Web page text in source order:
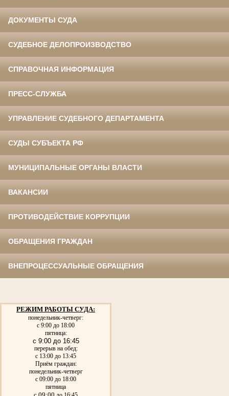
ДОКУМЕНТЫ СУДА
СУДЕБНОЕ ДЕЛОПРОИЗВОДСТВО
СПРАВОЧНАЯ ИНФОРМАЦИЯ
ПРЕСС-СЛУЖБА
УПРАВЛЕНИЕ СУДЕБНОГО ДЕПАРТАМЕНТА
СУДЫ СУБЪЕКТА РФ
МУНИЦИПАЛЬНЫЕ ОРГАНЫ ВЛАСТИ
ВАКАНСИИ
ПРОТИВОДЕЙСТВИЕ КОРРУПЦИИ
ОБРАЩЕНИЯ ГРАЖДАН
ВНЕПРОЦЕССУАЛЬНЫЕ ОБРАЩЕНИЯ
РЕЖИМ РАБОТЫ СУДА:
понедельник-четверг:
с 9:00 до 18:00
пятница:
с 9:00 до 16:45
перерыв на обед:
с 13:00 до 13:45
Приём граждан:
понедельник-четверг
с 09:00 до 18:00
пятница